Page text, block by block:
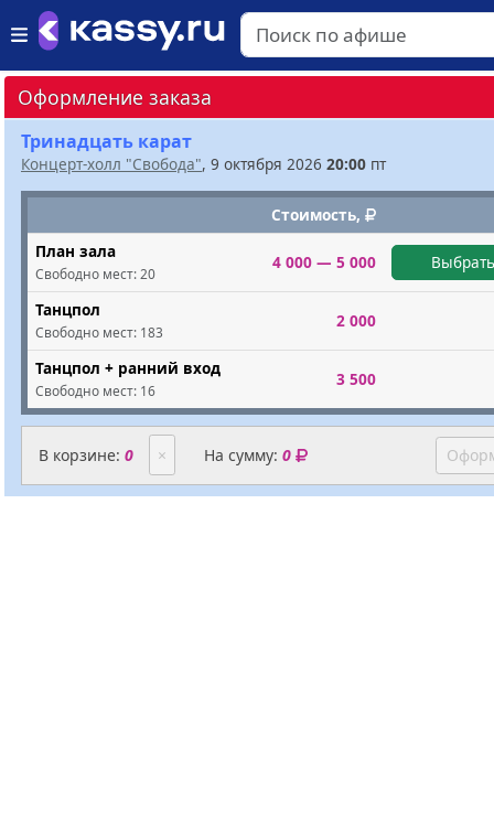
Оформление заказа
Тринадцать карат
Концерт-холл "Свобода", 9 октября 2026 20:00 пт
Стоимость,
План зала
Свободно мест: 20
4 000 — 5 000
Танцпол
Свободно мест: 183
2 000
Танцпол + ранний вход
Свободно мест: 16
3 500
В корзине: 0 × На сумму:0